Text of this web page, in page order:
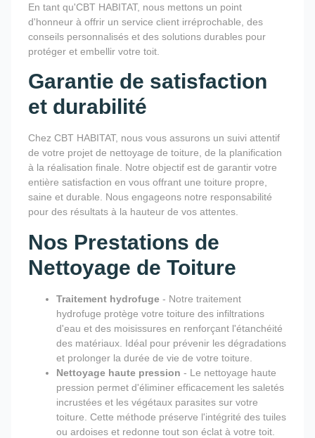
En tant qu'CBT HABITAT, nous mettons un point
d'honneur à offrir un service client irréprochable, des
conseils personnalisés et des solutions durables pour
protéger et embellir votre toit.
Garantie de satisfaction
et durabilité
Chez CBT HABITAT, nous vous assurons un suivi attentif
de votre projet de nettoyage de toiture, de la planification
à la réalisation finale. Notre objectif est de garantir votre
entière satisfaction en vous offrant une toiture propre,
saine et durable. Nous engageons notre responsabilité
pour des résultats à la hauteur de vos attentes.
Nos Prestations de
Nettoyage de Toiture
Traitement hydrofuge - Notre traitement
hydrofuge protège votre toiture des infiltrations
d'eau et des moisissures en renforçant l'étanchéité
des matériaux. Idéal pour prévenir les dégradations
et prolonger la durée de vie de votre toiture.
Nettoyage haute pression - Le nettoyage haute
pression permet d'éliminer efficacement les saletés
incrustées et les végétaux parasites sur votre
toiture. Cette méthode préserve l'intégrité des tuiles
ou ardoises et redonne tout son éclat à votre toit.